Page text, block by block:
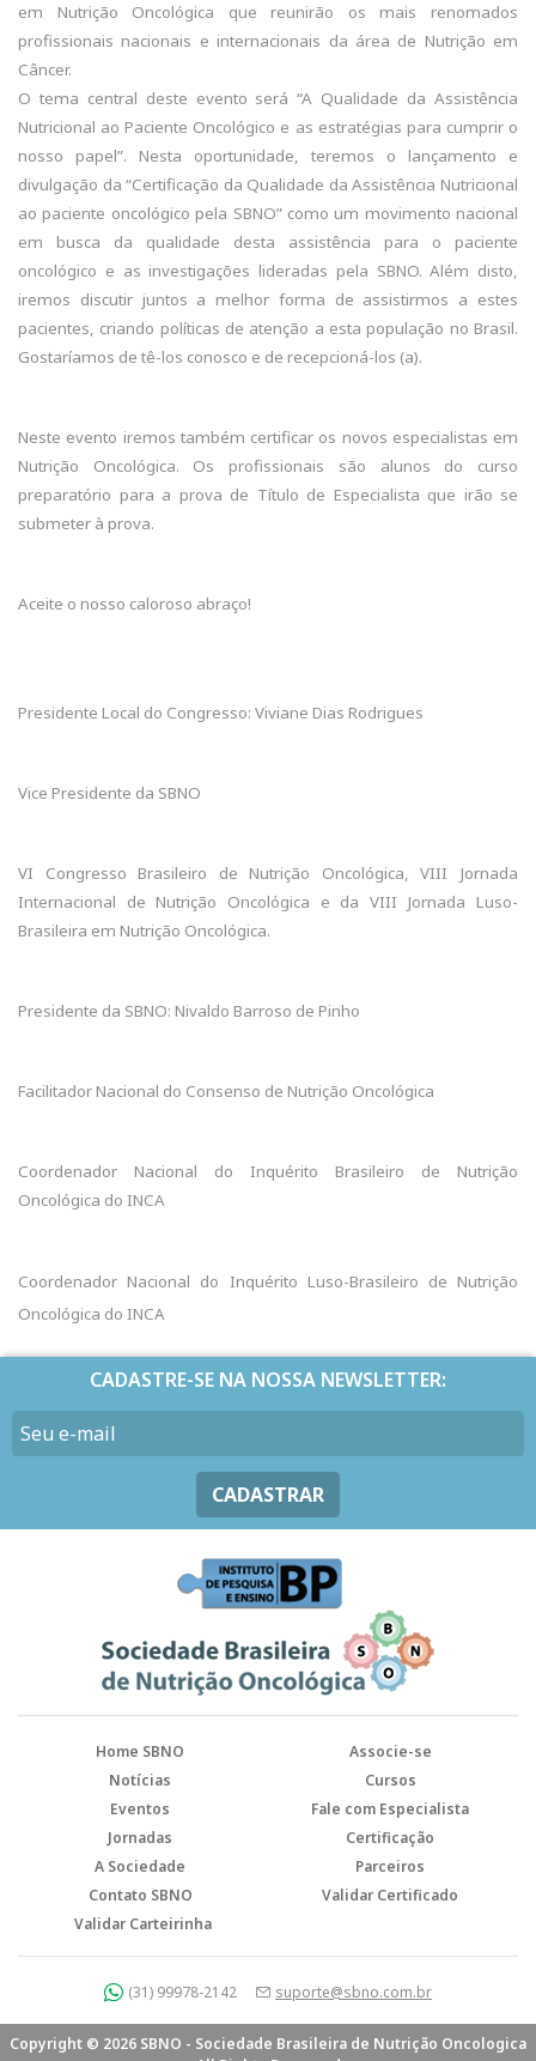
em Nutrição Oncológica que reunirão os mais renomados
profissionais nacionais e internacionais da área de Nutrição em
Câncer.
O tema central deste evento será “A Qualidade da Assistência
Nutricional ao Paciente Oncológico e as estratégias para cumprir o
nosso papel”. Nesta oportunidade, teremos o lançamento e
divulgação da “Certificação da Qualidade da Assistência Nutricional
ao paciente oncológico pela SBNO” como um movimento nacional
em busca da qualidade desta assistência para o paciente
oncológico e as investigações lideradas pela SBNO. Além disto,
iremos discutir juntos a melhor forma de assistirmos a estes
pacientes, criando políticas de atenção a esta população no Brasil.
Gostaríamos de tê-los conosco e de recepcioná-los (a).
Neste evento iremos também certificar os novos especialistas em
Nutrição Oncológica. Os profissionais são alunos do curso
preparatório para a prova de Título de Especialista que irão se
submeter à prova.
Aceite o nosso caloroso abraço!
Presidente Local do Congresso: Viviane Dias Rodrigues
Vice Presidente da SBNO
VI Congresso Brasileiro de Nutrição Oncológica, VIII Jornada
Internacional de Nutrição Oncológica e da VIII Jornada Luso-
Brasileira em Nutrição Oncológica.
Presidente da SBNO: Nivaldo Barroso de Pinho
Facilitador Nacional do Consenso de Nutrição Oncológica
Coordenador Nacional do Inquérito Brasileiro de Nutrição
Oncológica do INCA
Coordenador Nacional do Inquérito Luso-Brasileiro de Nutrição
Oncológica do INCA
CADASTRE-SE NA NOSSA NEWSLETTER:
CADASTRAR
Home SBNO
Associe-se
Notícias
Cursos
Eventos
Fale com Especialista
Jornadas
Certificação
A Sociedade
Parceiros
Contato SBNO
Validar Certificado
Validar Carteirinha
(31) 99978-2142 suporte@sbno.com.br
Copyright © 2026 SBNO - Sociedade Brasileira de Nutrição Oncologica